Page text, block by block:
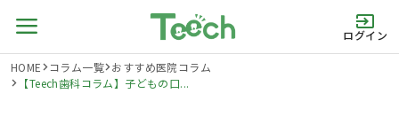
ログイン
HOME コラム一覧 おすすめ医院コラム
【Teech歯科コラム】子どもの口...